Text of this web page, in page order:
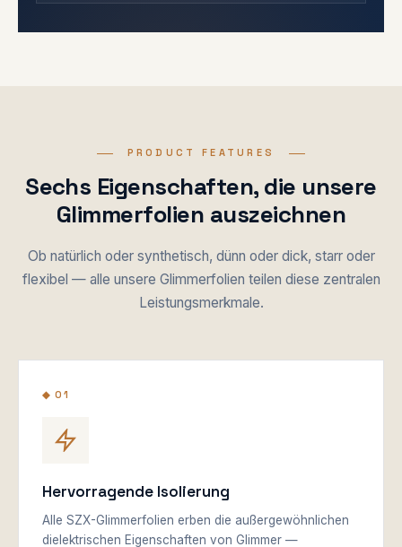
PRODUCT FEATURES
Sechs Eigenschaften, die unsere
Glimmerfolien auszeichnen
Ob natürlich oder synthetisch, dünn oder dick, starr oder
flexibel — alle unsere Glimmerfolien teilen diese zentralen
Leistungsmerkmale.
◆ 01
Hervorragende Isolierung
Alle SZX-Glimmerfolien erben die außergewöhnlichen
dielektrischen Eigenschaften von Glimmer —